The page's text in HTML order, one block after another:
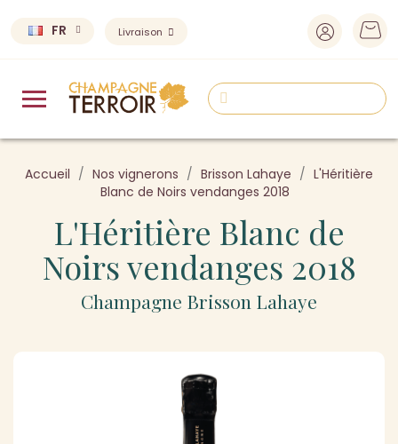
FR Livraison
Accueil Nos vignerons Brisson Lahaye
L'Héritière
Blanc de Noirs vendanges 2018
L'Héritière Blanc de
Noirs vendanges 2018
Champagne Brisson Lahaye